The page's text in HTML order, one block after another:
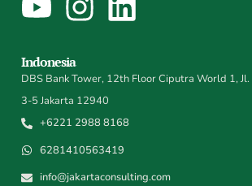
Indonesia
DBS Bank Tower, 12th Floor Ciputra World 1,
3-5 Jakarta 12940
+6221 2988 8168
6281410563419
info@jakartaconsulting.com